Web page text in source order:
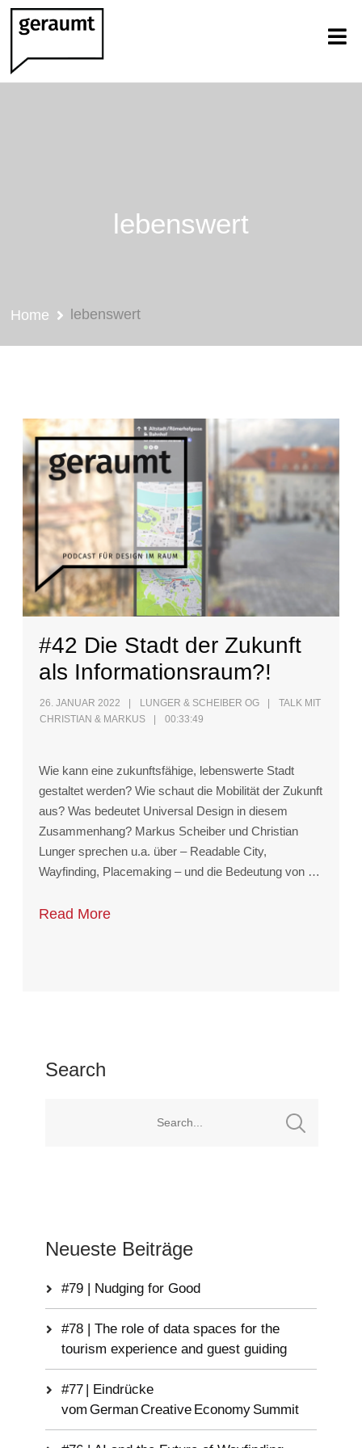
lebenswert
Home lebenswert
#42 Die Stadt der Zukunft
als Informationsraum?!
26. JANUAR 2022 LUNGER & SCHEIBER OG
TALK MIT
CHRISTIAN & MARKUS
00:33:49
Wie kann eine zukunftsfähige, lebenswerte Stadt
gestaltet werden? Wie schaut die Mobilität der Zukunft
aus? Was bedeutet Universal Design in diesem
Zusammenhang? Markus Scheiber und Christian
Lunger sprechen u.a. über – Readable City,
Wayfinding, Placemaking – und die Bedeutung von …
Read More
Search
Neueste Beiträge
#79 | Nudging for Good
#78 | The role of data spaces for the
tourism experience and guest guiding
#77 | Eindrücke
vom German Creative Economy Summit